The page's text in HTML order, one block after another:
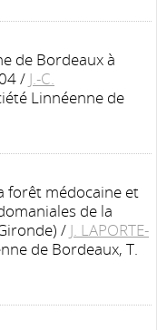
de Bordeaux à
/ J.-C.
Linnéenne de
forêt médocaine et
de la
/ J. LAPORTE-
de Bordeaux, T.